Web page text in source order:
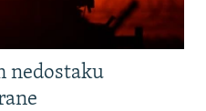
nedostaku